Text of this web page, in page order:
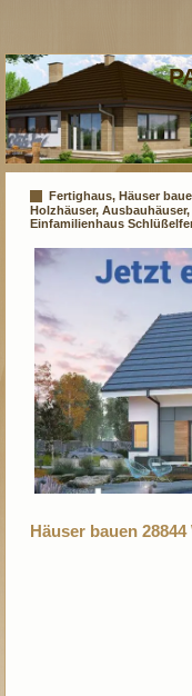
Fertighaus, Häuser
Holzhäuser,
Einfamilienhaus
Häuser bauen 28844